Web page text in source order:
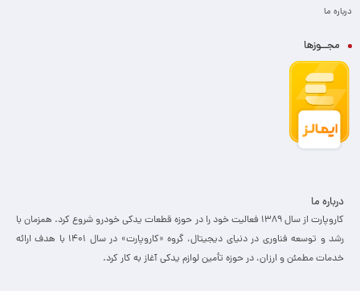
درباره ما
مجــوزها
درباره ما
کاروپارت از سال ۱۳۸۹ فعالیت خود را در حوزه قطعات یدکی خودرو شروع کرد. همزمان با
رشد و توسعه فناوری در دنیای دیجیتال، گروه «کاروپارت» در سال ۱۴۰۱ با هدف ارائه
خدمات مطمئن و ارزان، ­در حوزه تأمین لوازم یدکی آغاز به کار کرد.